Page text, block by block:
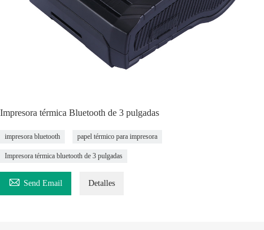
Impresora térmica Bluetooth de 3 pulgadas
impresora bluetooth papel térmico para impresora
Impresora térmica bluetooth de 3 pulgadas
 Send Email Detalles